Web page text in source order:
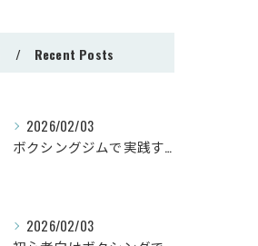
Recent Posts
2026/02/03
ボクシングジムで実践する筋肥大トレーニング術
2026/02/03